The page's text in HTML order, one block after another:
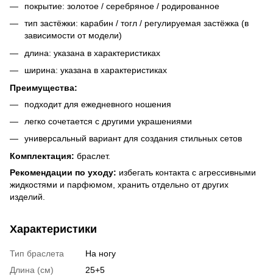
покрытие: золотое / серебряное / родированное
тип застёжки: карабин / тогл / регулируемая застёжка (в
зависимости от модели)
длина: указана в характеристиках
ширина: указана в характеристиках
Преимущества:
подходит для ежедневного ношения
легко сочетается с другими украшениями
универсальный вариант для создания стильных сетов
Комплектация: браслет.
Рекомендации по уходу: избегать контакта с агрессивными
жидкостями и парфюмом, хранить отдельно от других
изделий.
Характеристики
Тип браслета
На ногу
Длина (см)
25+5